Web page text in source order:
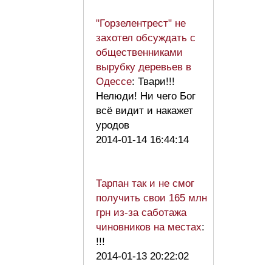
"Горзелентрест" не
захотел обсуждать с
общественниками
вырубку деревьев в
Одессе: Твари!!!
Нелюди! Ни чего Бог
всё видит и накажет
уродов
2014-01-14 16:44:14
Тарпан так и не смог
получить свои 165 млн
грн из-за саботажа
чиновников на местах:
!!!
2014-01-13 20:22:02